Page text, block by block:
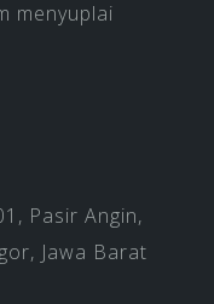
menyuplai
Pasir Angin,
Jawa Barat